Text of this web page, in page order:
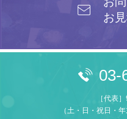
お
03-
［代表
（土・日・祝日・